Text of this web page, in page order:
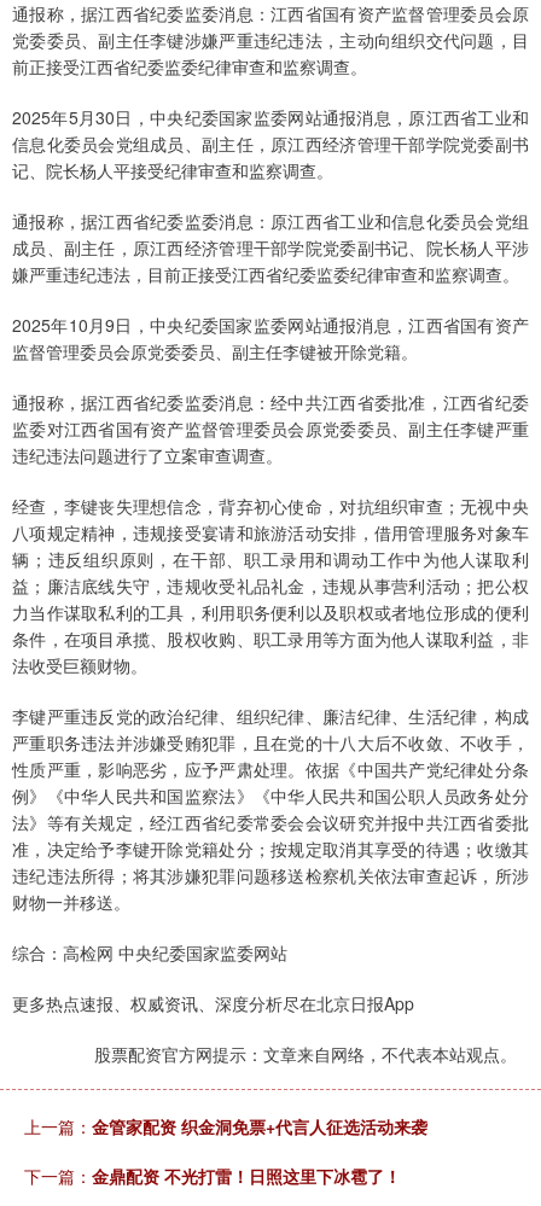
通报称，据江西省纪委监委消息：江西省国有资产监督管理委员会原
党委委员、副主任李键涉嫌严重违纪违法，主动向组织交代问题，目
前正接受江西省纪委监委纪律审查和监察调查。
2025年5月30日，中央纪委国家监委网站通报消息，原江西省工业和
信息化委员会党组成员、副主任，原江西经济管理干部学院党委副书
记、院长杨人平接受纪律审查和监察调查。
通报称，据江西省纪委监委消息：原江西省工业和信息化委员会党组
成员、副主任，原江西经济管理干部学院党委副书记、院长杨人平涉
嫌严重违纪违法，目前正接受江西省纪委监委纪律审查和监察调查。
2025年10月9日，中央纪委国家监委网站通报消息，江西省国有资产
监督管理委员会原党委委员、副主任李键被开除党籍。
通报称，据江西省纪委监委消息：经中共江西省委批准，江西省纪委
监委对江西省国有资产监督管理委员会原党委委员、副主任李键严重
违纪违法问题进行了立案审查调查。
经查，李键丧失理想信念，背弃初心使命，对抗组织审查；无视中央
八项规定精神，违规接受宴请和旅游活动安排，借用管理服务对象车
辆；违反组织原则，在干部、职工录用和调动工作中为他人谋取利
益；廉洁底线失守，违规收受礼品礼金，违规从事营利活动；把公权
力当作谋取私利的工具，利用职务便利以及职权或者地位形成的便利
条件，在项目承揽、股权收购、职工录用等方面为他人谋取利益，非
法收受巨额财物。
李键严重违反党的政治纪律、组织纪律、廉洁纪律、生活纪律，构成
严重职务违法并涉嫌受贿犯罪，且在党的十八大后不收敛、不收手，
性质严重，影响恶劣，应予严肃处理。依据《中国共产党纪律处分条
例》《中华人民共和国监察法》《中华人民共和国公职人员政务处分
法》等有关规定，经江西省纪委常委会会议研究并报中共江西省委批
准，决定给予李键开除党籍处分；按规定取消其享受的待遇；收缴其
违纪违法所得；将其涉嫌犯罪问题移送检察机关依法审查起诉，所涉
财物一并移送。
综合：高检网 中央纪委国家监委网站
更多热点速报、权威资讯、深度分析尽在北京日报App
股票配资官方网提示：文章来自网络，不代表本站观点。
上一篇： 金管家配资 织金洞免票+代言人征选活动来袭
下一篇： 金鼎配资 不光打雷！日照这里下冰雹了！